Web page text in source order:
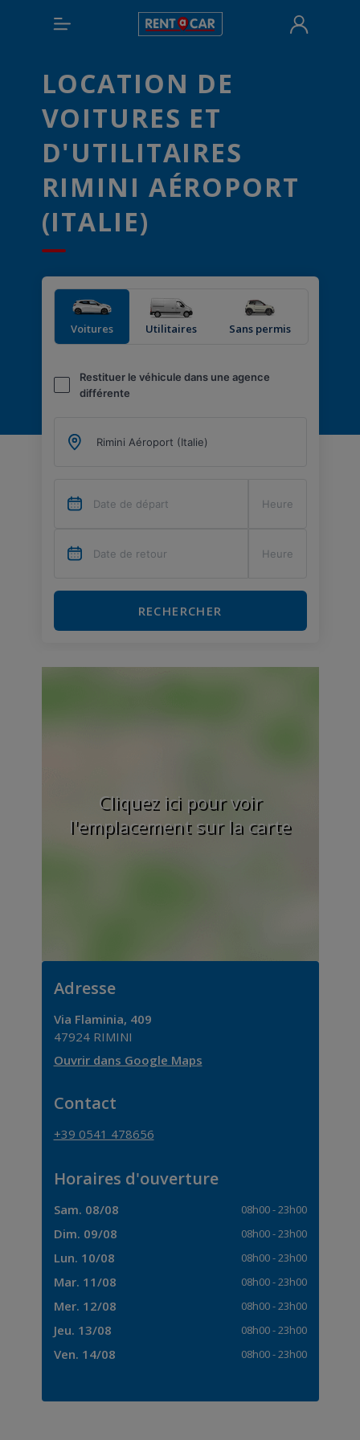
LOCATION DE
VOITURES ET
D'UTILITAIRES
RIMINI AÉROPORT
(ITALIE)
Voitures Utilitaires Sans permis
Restituer le véhicule dans une agence
différente
RECHERCHER
Cliquez ici pour voir
l'emplacement sur la carte
Adresse
Via Flaminia, 409
47924 RIMINI
Ouvrir dans Google Maps
Contact
+39 0541 478656
Horaires d'ouverture
Sam. 08/08 08h00- 23h00
Dim. 09/08 08h00- 23h00
Lun. 10/08 08h00- 23h00
Mar. 11/08 08h00- 23h00
Mer. 12/08 08h00- 23h00
Jeu. 13/08 08h00- 23h00
Ven. 14/08 08h00- 23h00